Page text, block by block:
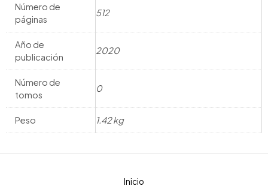
Número de
páginas
512
Año de
publicación
2020
Número de
tomos
0
Peso 1.42 kg
Inicio